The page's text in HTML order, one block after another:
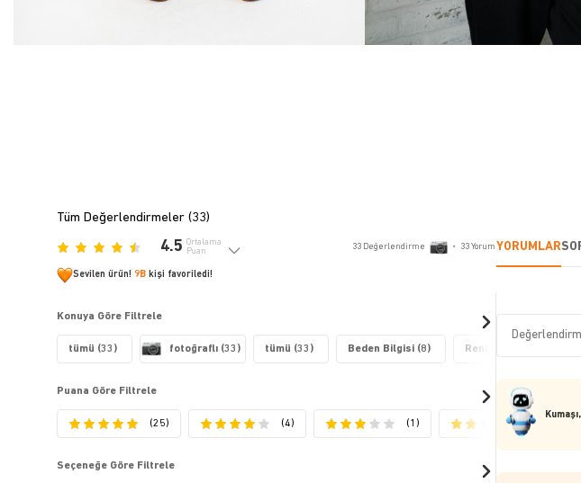
Tüm Değerlendirmeler (33)
4.5 Ortalama
Puan
33Değerlendirme • 33Yorum
Sevilen ürün! 9B kişi favoriledi!
Konuya Göre Filtrele
tümü (33) fotoğraflı (33) tümü (33) Beden Bilgisi (8) Renk Özelliği (7)
Puana Göre Filtrele
(25) (4) (1) (1)
Seçeneğe Göre Filtrele
YORUMLAR